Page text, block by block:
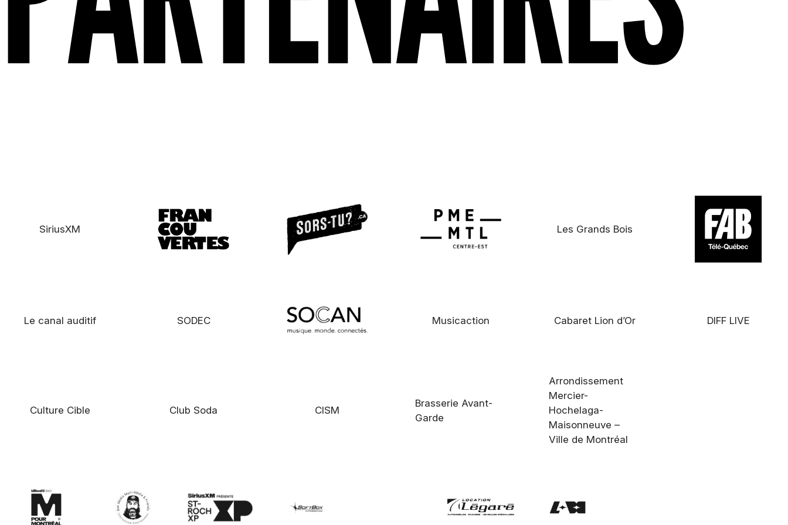
SiriusXM Les Grands Bois
Le canal auditif SODEC Musicaction Cabaret Lion d’Or DIFF LIVE
Culture Cible Club Soda CISM
Brasserie Avant-
Garde
Arrondissement
Mercier-
Hochelaga-
Maisonneuve –
Ville de Montréal